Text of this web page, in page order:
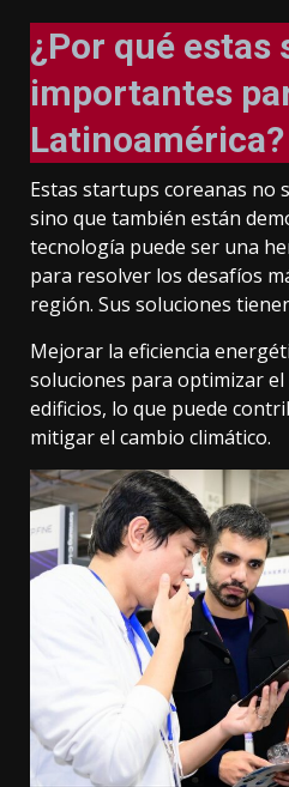
¿Por qué estas
importantes
Latinoamérica?
Estas startups coreanas no
sino que también están
tecnología puede ser una
para resolver los desafíos
región. Sus soluciones
Mejorar la eficiencia
soluciones para optimizar
edificios, lo que puede
mitigar el cambio climático.